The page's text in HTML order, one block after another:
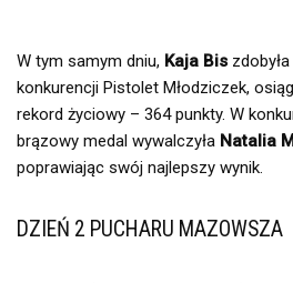
W tym samym dniu, Kaja Bis
konkurencji Pistolet Młodziczek,
rekord życiowy – 364 punkty. W
brązowy medal wywalczyła Natalia
poprawiając swój najlepszy wynik.
DZIEŃ 2 PUCHARU MAZOWSZA